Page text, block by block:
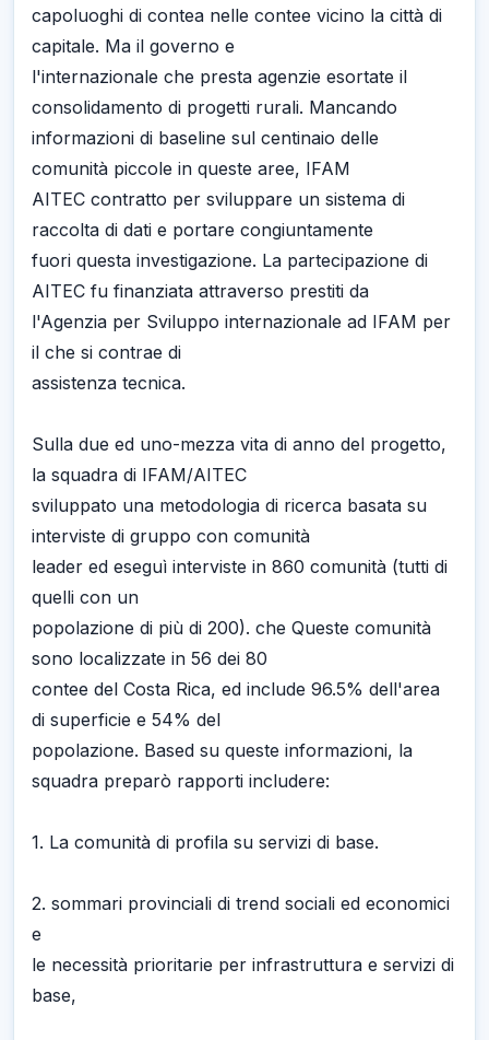
capoluoghi di contea nelle contee vicino la città di
capitale. Ma il governo e
l'internazionale che presta agenzie esortate il
consolidamento di progetti rurali. Mancando
informazioni di baseline sul centinaio delle
comunità piccole in queste aree, IFAM
AITEC contratto per sviluppare un sistema di
raccolta di dati e portare congiuntamente
fuori questa investigazione. La partecipazione di
AITEC fu finanziata attraverso prestiti da
l'Agenzia per Sviluppo internazionale ad IFAM per
il che si contrae di
assistenza tecnica.
Sulla due ed uno-mezza vita di anno del progetto,
la squadra di IFAM/AITEC
sviluppato una metodologia di ricerca basata su
interviste di gruppo con comunità
leader ed eseguì interviste in 860 comunità (tutti di
quelli con un
popolazione di più di 200). che Queste comunità
sono localizzate in 56 dei 80
contee del Costa Rica, ed include 96.5% dell'area
di superficie e 54% del
popolazione. Based su queste informazioni, la
squadra preparò rapporti includere:
1. La comunità di profila su servizi di base.
2. sommari provinciali di trend sociali ed economici
e
le necessità prioritarie per infrastruttura e servizi di
base,